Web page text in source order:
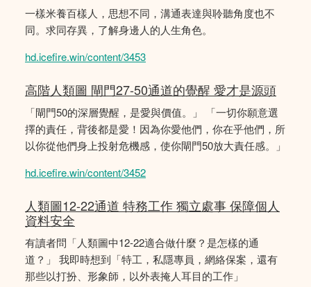
一樣米養百樣人，思想不同，溝通表達與聆聽角度也不
同。求同存異，了解身邊人的人生角色。
hd.icefire.win/content/3453
高階人類圖 閘門27-50通道的覺醒 愛才是源頭
「閘門50的深層覺醒，是愛與價值。」 「一切你願意選
擇的責任，背後都是愛！因為你愛他們，你在乎他們，所
以你從他們身上投射危機感，使你閘門50放大責任感。」
hd.icefire.win/content/3452
人類圖12-22通道 特務工作 獨立處事 保障個人
資料安全
有讀者問「人類圖中12-22適合做什麼？是怎樣的通
道？」 我即時想到「特工，私隱專員，網絡保案，還有
那些以打扮、形象師，以外表掩人耳目的工作」